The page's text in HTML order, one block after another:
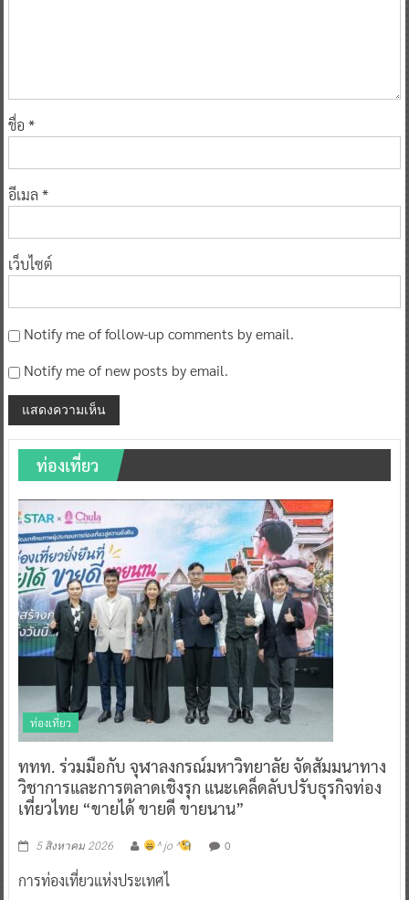
Notify me of new posts by email.
ท่องเที่ยว
ท่องเที่ยว
ททท. ร่วมมือกับ จุฬาลงกรณ์มหาวิทยาลัย จัดสัมมนาทาง
วิชาการและการตลาดเชิงรุก แนะเคล็ดลับปรับธุรกิจท่อง
เที่ยวไทย “ขายได้ ขายดี ขายนาน”
5 สิงหาคม 2026 ^ jo ^ 0
การท่องเที่ยวแห่งประเทศไ
Read More